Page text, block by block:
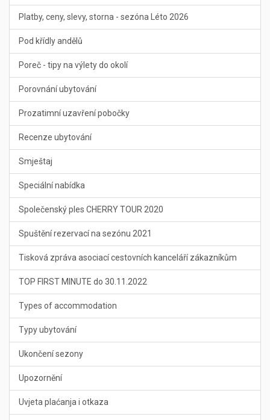
Platby, ceny, slevy, storna - sezóna Léto 2026
Pod křídly andělů
Poreč - tipy na výlety do okolí
Porovnání ubytování
Prozatimní uzavření pobočky
Recenze ubytování
Smještaj
Speciální nabídka
Společenský ples CHERRY TOUR 2020
Spuštění rezervací na sezónu 2021
Tisková zpráva asociací cestovních kanceláří zákazníkům
TOP FIRST MINUTE do 30.11.2022
Types of accommodation
Typy ubytování
Ukončení sezony
Upozornění
Uvjeta plaćanja i otkaza